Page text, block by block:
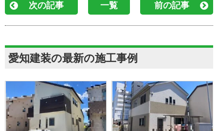
次の記事 一覧 前の記事
愛知建装の最新の施工事例